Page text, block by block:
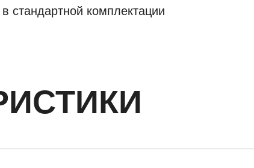
стандартной комплектации